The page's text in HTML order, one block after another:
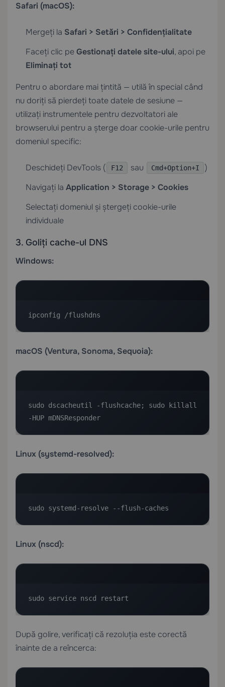
Safari (macOS):
Mergeți la Safari > Setări > Confidențialitate
Faceți clic peGestionați datele site-ului, apoi pe
Eliminați tot
Pentru o abordare mai țintită — utilă în special când
nu doriți să pierdeți toate datele de sesiune —
utilizați instrumentele pentru dezvoltatori ale
browserului pentru a șterge doar cookie-urile pentru
domeniul specific:
Deschideți DevTools ( F12 sau Cmd+Option+I
)
Navigați la Application > Storage > Cookies
Selectați domeniul și ștergeți cookie-urile
individuale
3. Goliți cache-ul DNS
Windows:
ipconfig /flushdns
macOS (Ventura, Sonoma, Sequoia):
sudo dscacheutil -flushcache; sudo killall
-HUP mDNSResponder
Linux (systemd-resolved):
sudo systemd-resolve --flush-caches
Linux (nscd):
sudo service nscd restart
După golire, verificați că rezoluția este corectă
înainte de a reîncerca: